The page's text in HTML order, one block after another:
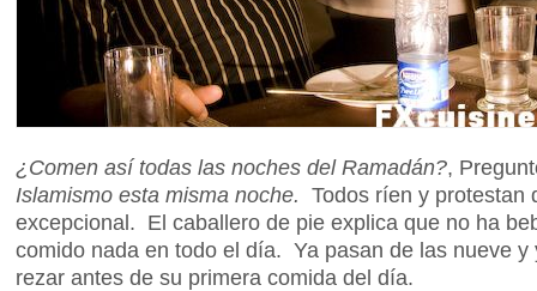
¿Comen así todas las noches del Ramadán?,
Islamismo esta misma noche. Todos ríen y protestan
excepcional. El caballero de pie explica que no ha
comido nada en todo el día. Ya pasan de las nueve y
rezar antes de su primera comida del día.